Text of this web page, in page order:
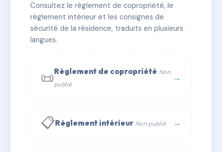
✓ Immatriculée 🏠 12 lots 🏗 1 bâtiment(s)
📞 Contacter Syndic Digital
Consultez le règlement de copropriété, le
règlement intérieur et les consignes de
sécurité de la résidence, traduits en plusieurs
langues.
📜Règlement de copropriété Non
publié
→
📋Règlement intérieur Non publié →